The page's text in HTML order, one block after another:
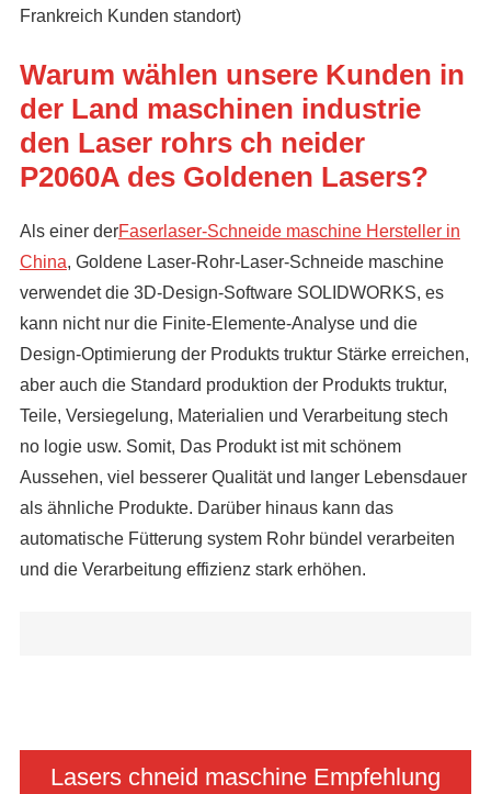
Frankreich Kunden standort)
Warum wählen unsere Kunden in
der Land maschinen industrie
den Laser rohrs ch neider
P2060A des Goldenen Lasers?
Als einer derFaserlaser-Schneide maschine Hersteller in
China, Goldene Laser-Rohr-Laser-Schneide maschine
verwendet die 3D-Design-Software SOLIDWORKS, es
kann nicht nur die Finite-Elemente-Analyse und die
Design-Optimierung der Produkts truktur Stärke erreichen,
aber auch die Standard produktion der Produkts truktur,
Teile, Versiegelung, Materialien und Verarbeitung stech
no logie usw. Somit, Das Produkt ist mit schönem
Aussehen, viel besserer Qualität und langer Lebensdauer
als ähnliche Produkte. Darüber hinaus kann das
automatische Fütterung system Rohr bündel verarbeiten
und die Verarbeitung effizienz stark erhöhen.
Lasers chneid maschine Empfehlung